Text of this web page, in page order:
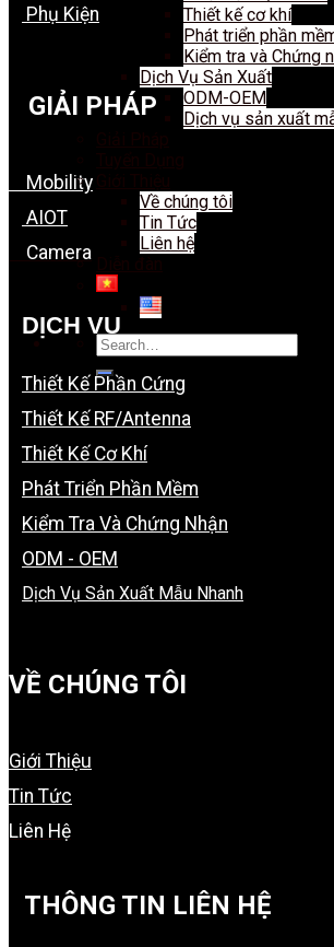
Thiết kế cơ khí
Phát triển phần
Kiểm tra và Chứng
Dịch Vụ Sản Xuất
ODM-OEM
Dịch vụ sản xuất
Về chúng tôi
Tin Tức
Liên hệ
Search
for:
Phụ Kiện
GIẢI PHÁP
Mobility
AIOT
Camera
DỊCH VỤ
Thiết Kế Phần Cứng
Thiết Kế RF/Antenna
Thiết Kế Cơ Khí
Phát Triển Phần Mềm
Kiểm Tra Và Chứng Nhận
ODM - OEM
Dịch Vụ Sản Xuất Mẫu Nhanh
VỀ CHÚNG TÔI
Giới Thiệu
Tin Tức
Liên Hệ
THÔNG TIN LIÊN HỆ